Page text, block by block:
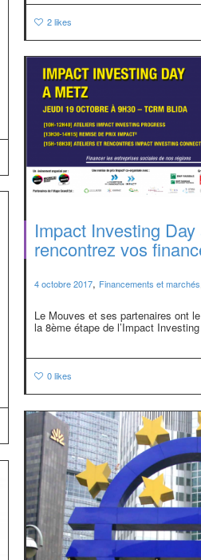
2likes
Impact Investing
rencontrez vos
4 octobre 2017, Financements et marchés
Le Mouves et ses partenaires ont
la 8ème étape de l’Impact
0likes